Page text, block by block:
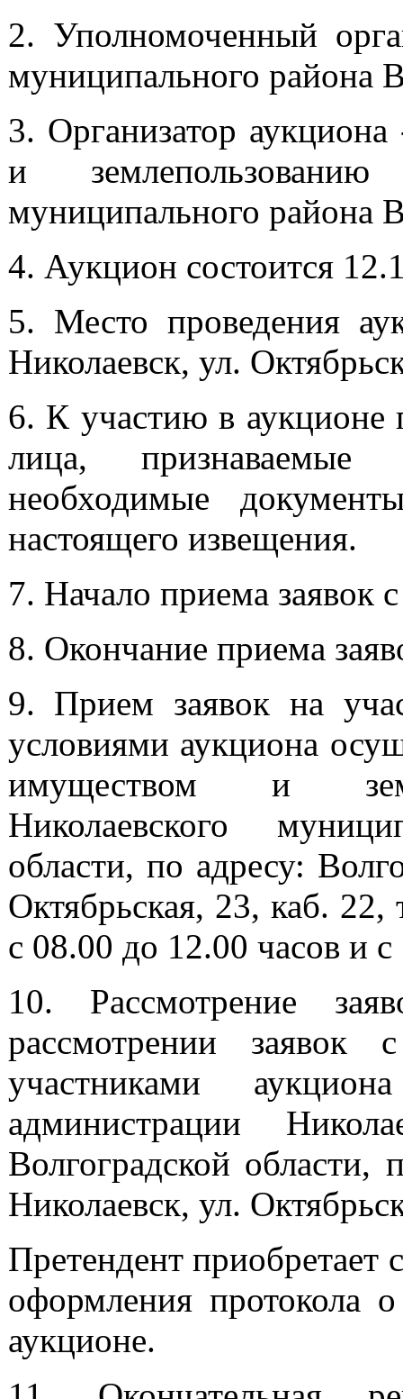
2. Уполномоченный
муниципального района
3. Организатор
и землепользованию
муниципального района
4. Аукцион состоится
5. Место проведения
Николаевск, ул.
6. К участию в аукционе
лица, признаваемые
необходимые
настоящего извещения.
7. Начало приема заявок
8. Окончание приема
9. Прием заявок на
условиями аукциона
имуществом и
Николаевского
области, по адресу:
Октябрьская, 23, каб.
с 08.00 до 12.00 часов и
10. Рассмотрение
рассмотрении заявок
участниками
администрации
Волгоградской области,
Николаевск, ул.
Претендент приобретает
оформления протокола
аукционе.